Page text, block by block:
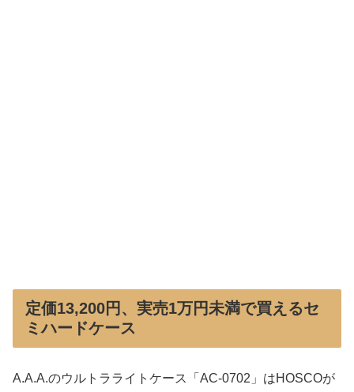
定価13,200円、実売1万円未満で買えるセ
ミハードケース
A.A.A.のウルトラライトケース「AC-0702」はHOSCOが